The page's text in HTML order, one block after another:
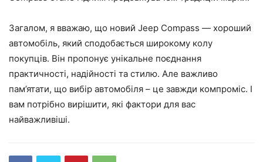
Загалом, я вважаю, що новий Jeep Compass — хороший
автомобіль, який сподобається широкому колу
покупців. Він пропонує унікальне поєднання
практичності, надійності та стилю. Але важливо
пам’ятати, що вибір автомобіля – це завжди компроміс. І
вам потрібно вирішити, які фактори для вас
найважливіші.